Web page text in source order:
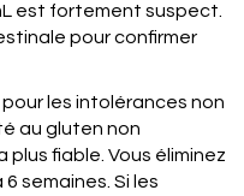
est fortement suspect.
pour confirmer
pour les intolérances non
au gluten non
fiable. Vous éliminez
semaines. Si les